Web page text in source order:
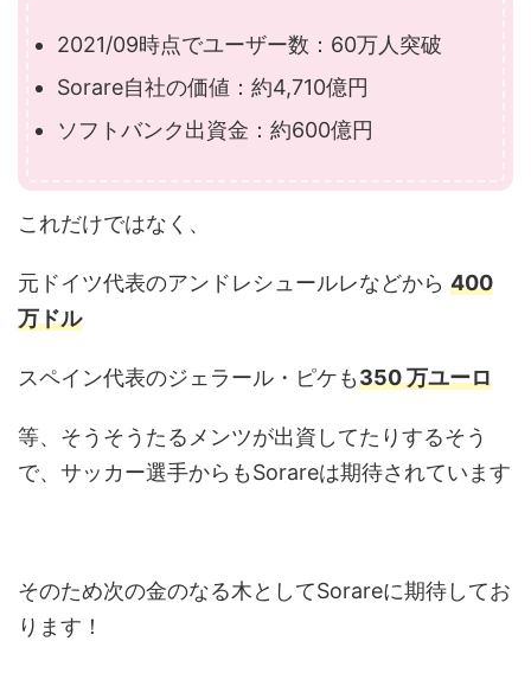
2021/09時点でユーザー数：60万人突破
Sorare自社の価値：約4,710億円
ソフトバンク出資金：約600億円
これだけではなく、
元ドイツ代表のアンドレシュールレなどから 400
万ドル
スペイン代表のジェラール・ピケも350 万ユーロ
等、そうそうたるメンツが出資してたりするそう
で、サッカー選手からもSorareは期待されています
そのため次の金のなる木としてSorareに期待してお
ります！